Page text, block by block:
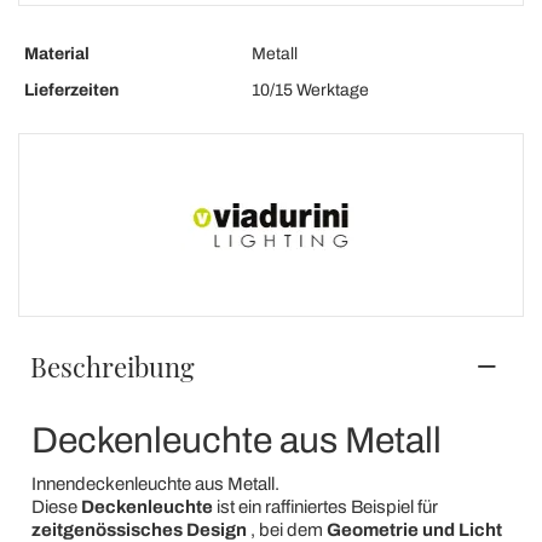
Material
Metall
Lieferzeiten
10/15 Werktage
Beschreibung
Deckenleuchte aus Metall
Innendeckenleuchte aus Metall.
Diese Deckenleuchteist ein raffiniertes Beispiel für
zeitgenössisches Design , bei dem Geometrie und Licht